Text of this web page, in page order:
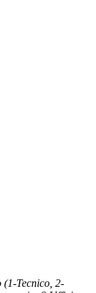
(1-Tecnico, 2-